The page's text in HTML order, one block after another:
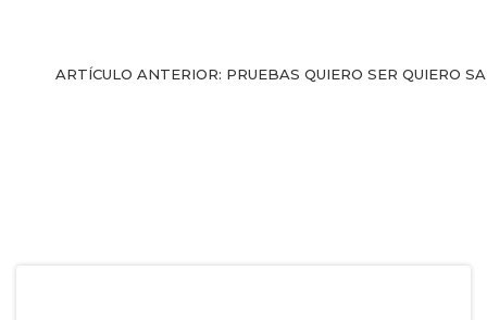
ARTÍCULO ANTERIOR: PRUEBAS QUIERO SER QUIERO